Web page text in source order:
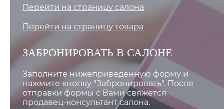
Перейти на страницу салона
Перейти на страницу товара
ЗАБРОНИРОВАТЬ В САЛОНЕ
Заполните нижеприведенную форму и
нажмите кнопку "Забронировать". После
отправки формы с Вами свяжется
продавец-консультант салона.